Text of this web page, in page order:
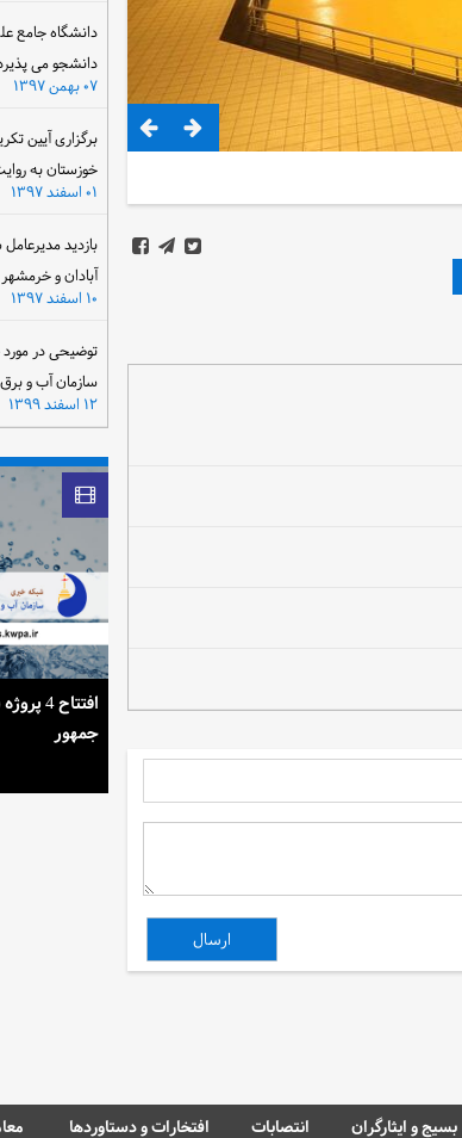
دانشگاه جامع
دانشجو می
۰۷ بهمن ۱۳۹۷
برگزاری آیین
خوزستان به
۰۱ اسفند ۱۳۹۷
بازدید
آبادان و
۱۰ اسفند ۱۳۹۷
توضیحی در
سازمان آب و
۱۲ اسفند ۱۳۹۹
افتتاح
جمهور
بسیج و ایثارگران انتصابات افتخارات و دستاوردها